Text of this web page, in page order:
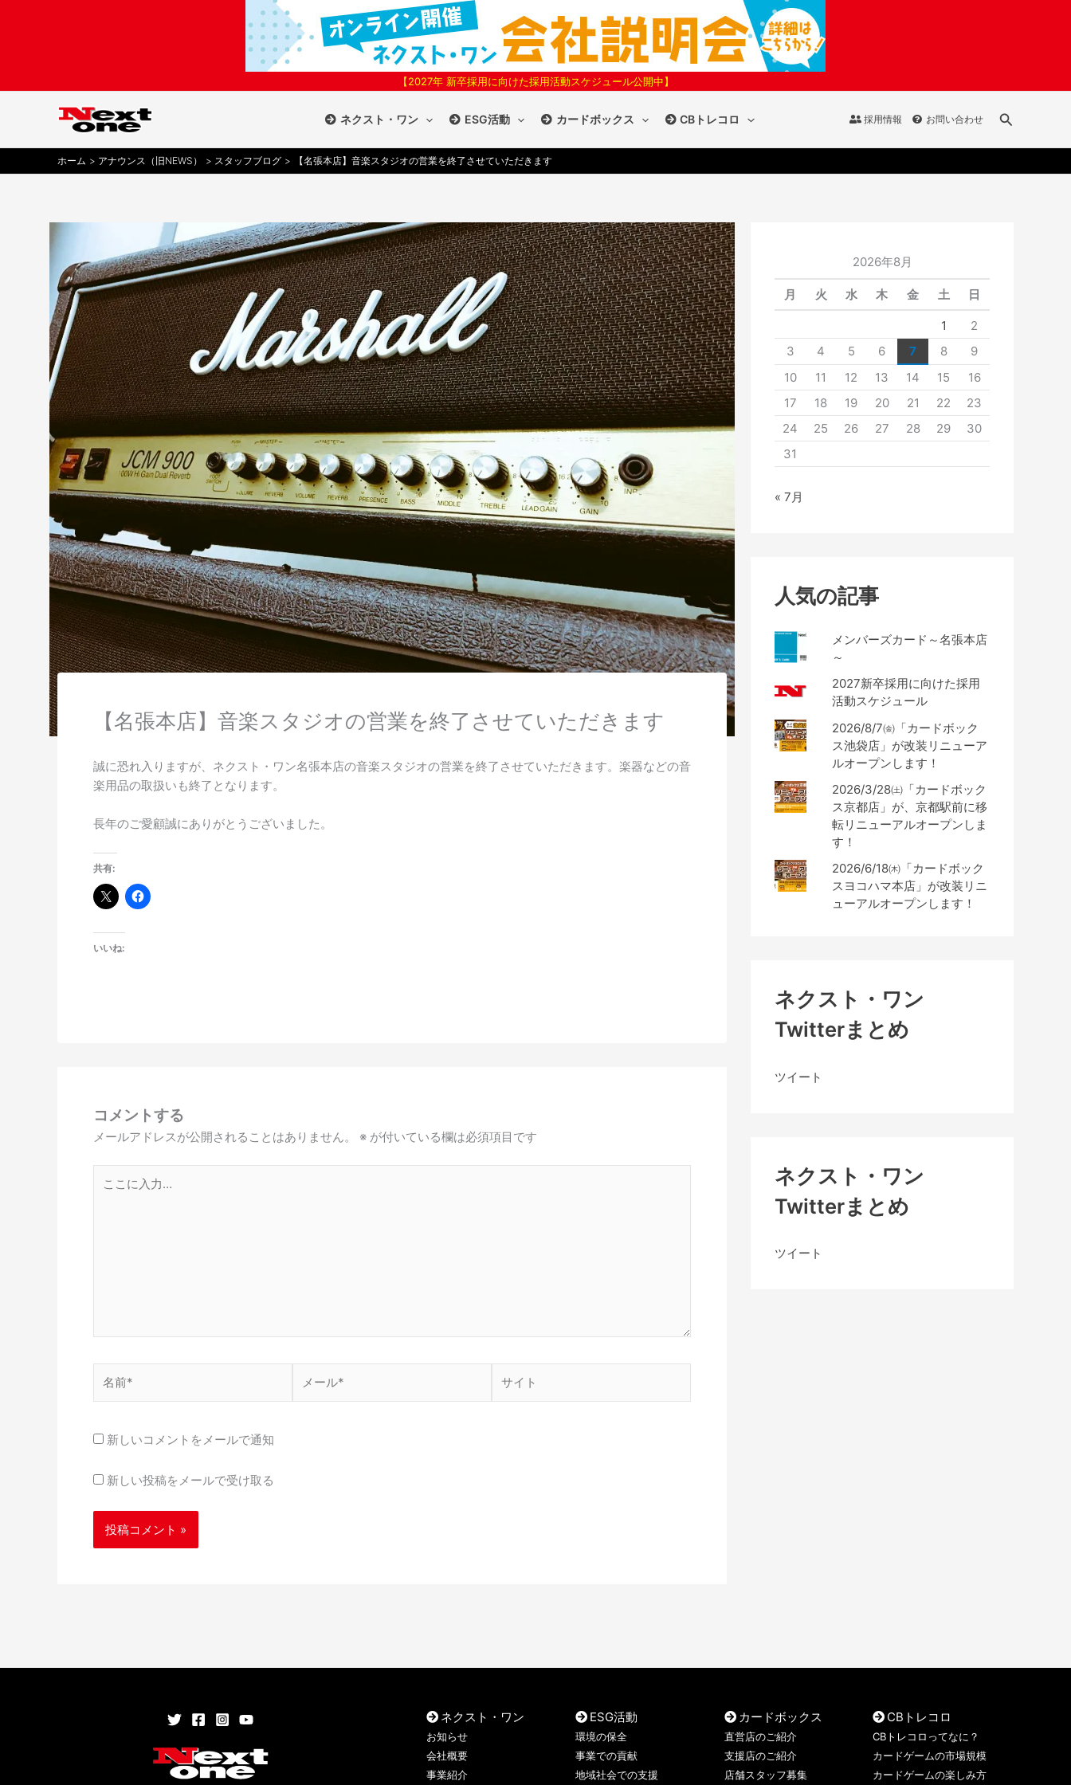
【2027年 新卒採用に向けた採用活動スケジュール公開中】
ネクスト・ワン ESG活動 カードボックス CBトレコロ 採用情報 お問い合わせ
検
ホーム アナウンス（旧NEWS） スタッフブログ 【名張本店】音楽スタジオの営業を終了させていただきます
【名張本店】音楽スタジオの営業を終了させていただきます
誠に恐れ入りますが、ネクスト・ワン名張本店の音楽スタジオの営業を終了させていただきます。楽器などの音
楽用品の取扱いも終了となります。
長年のご愛顧誠にありがとうございました。
共有:
いいね:
コメントする
メールアドレスが公開されることはありません。 ※ が付いている欄は必須項目です
前
ー
新しいコメントをメールで通知
新しい投稿をメールで受け取る
2026年8月
月 火 水 木 金 土 日
1
2
3
4 5 6 7 8
9
10
11 12 13 14 15
16
17
18 19 20 21 22
23
24
25 26 27 28 29
30
31
« 7月
人気の記事
メンバーズカード～名張本店
～
2027新卒採用に向けた採用
活動スケジュール
2026/8/7㈮「カードボック
ス池袋店」が改装リニューア
ルオープンします！
2026/3/28㈯「カードボック
ス京都店」が、京都駅前に移
転リニューアルオープンしま
す！
2026/6/18㈭「カードボック
スヨコハマ本店」が改装リニ
ューアルオープンします！
ネクスト・ワン
Twitterまとめ
ツイート
ネクスト・ワン
Twitterまとめ
ツイート
ネクスト・ワン
お知らせ
会社概要
事業紹介
ESG活動
環境の保全
事業での貢献
地域社会での支援
カードボックス
直営店のご紹介
支援店のご紹介
店舗スタッフ募集
CBトレコロ
CBトレコロってなに？
カードゲームの市場規模
カードゲームの楽しみ方